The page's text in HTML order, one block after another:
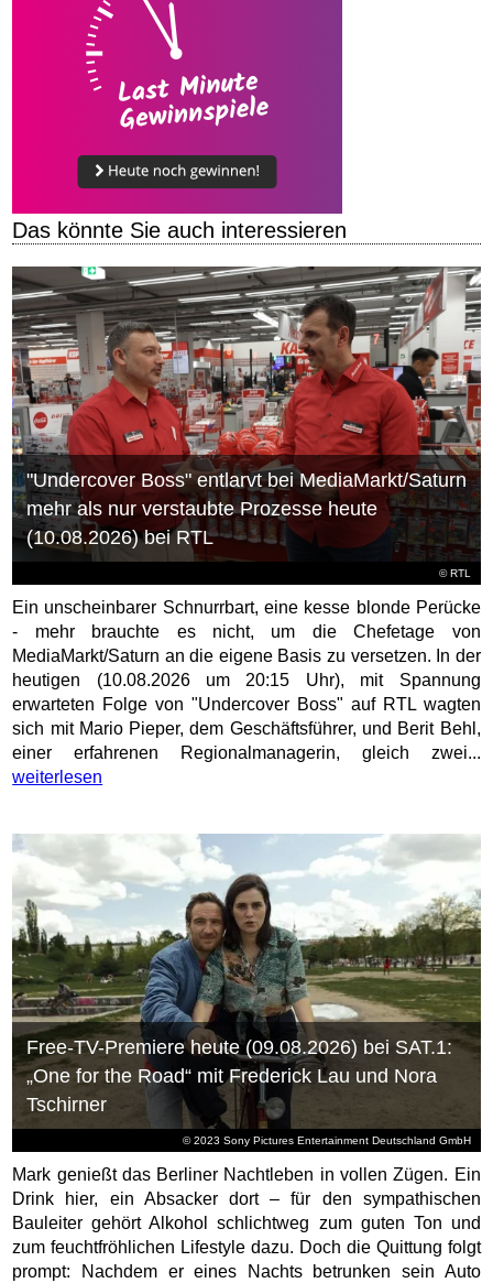
Das könnte Sie auch interessieren
©RTL
"Undercover Boss" entlarvt bei MediaMarkt/Saturn
mehr als nur verstaubte Prozesse heute
(10.08.2026) bei RTL
Ein unscheinbarer Schnurrbart, eine kesse blonde Perücke
- mehr brauchte es nicht, um die Chefetage von
MediaMarkt/Saturn an die eigene Basis zu versetzen. In der
heutigen (10.08.2026 um 20:15 Uhr), mit Spannung
erwarteten Folge von "Undercover Boss" auf RTL wagten
sich mit Mario Pieper, dem Geschäftsführer, und Berit Behl,
einer erfahrenen Regionalmanagerin, gleich zwei...
weiterlesen
© 2023 Sony Pictures Entertainment Deutschland GmbH
Free-TV-Premiere heute (09.08.2026) bei SAT.1:
„One for the Road“ mit Frederick Lau und Nora
Tschirner
Mark genießt das Berliner Nachtleben in vollen Zügen. Ein
Drink hier, ein Absacker dort – für den sympathischen
Bauleiter gehört Alkohol schlichtweg zum guten Ton und
zum feuchtfröhlichen Lifestyle dazu. Doch die Quittung folgt
prompt: Nachdem er eines Nachts betrunken sein Auto